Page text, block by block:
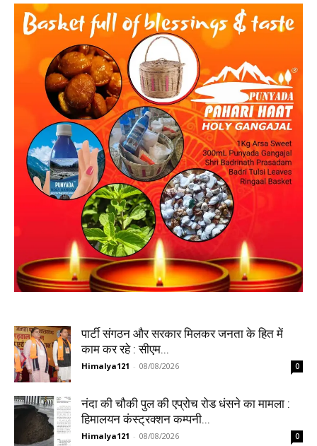
पार्टी संगठन और सरकार मिलकर जनता के हित में
काम कर रहे : सीएम...
Himalya121 - 08/08/2026 0
नंदा की चौकी पुल की एप्रोच रोड धंसने का मामला :
हिमालयन कंस्ट्रक्शन कम्पनी...
Himalya121 - 08/08/2026 0